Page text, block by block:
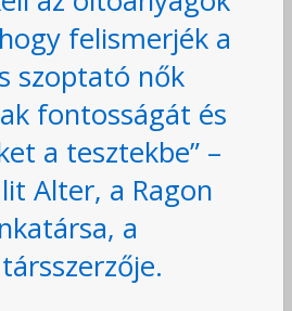
felismerjék a
szoptató nők
fontosságát és
a tesztekbe” –
Alter, a Ragon
a